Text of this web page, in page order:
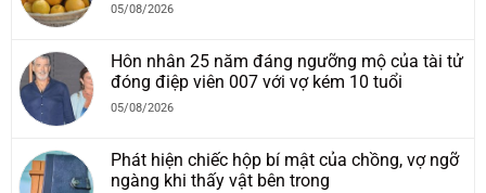
05/08/2026
Hôn nhân 25 năm đáng ngưỡng mộ của tài tử
đóng điệp viên 007 với vợ kém 10 tuổi
05/08/2026
Phát hiện chiếc hộp bí mật của chồng, vợ ngỡ
ngàng khi thấy vật bên trong